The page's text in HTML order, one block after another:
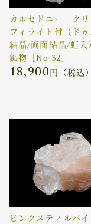
カルセドニー クリ
フィライト付（ド
結晶/両面結晶/虹入
鉱物［No.32］
18,900円（税込）
ピンクスティルバ